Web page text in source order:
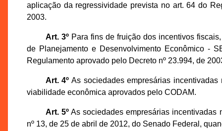
aplicação da regressividade prevista no art. 64 do
2003.
Art. 3ºPara fins de fruição dos incentivos
de Planejamento e Desenvolvimento Econômico -
Regulamento aprovado pelo Decreto nº 23.994, de
Art. 4º As sociedades empresárias
viabilidade econômica aprovados pelo CODAM.
Art. 5ºAs sociedades empresárias incentivadas
nº 13, de 25 de abril de 2012, do Senado Federal,